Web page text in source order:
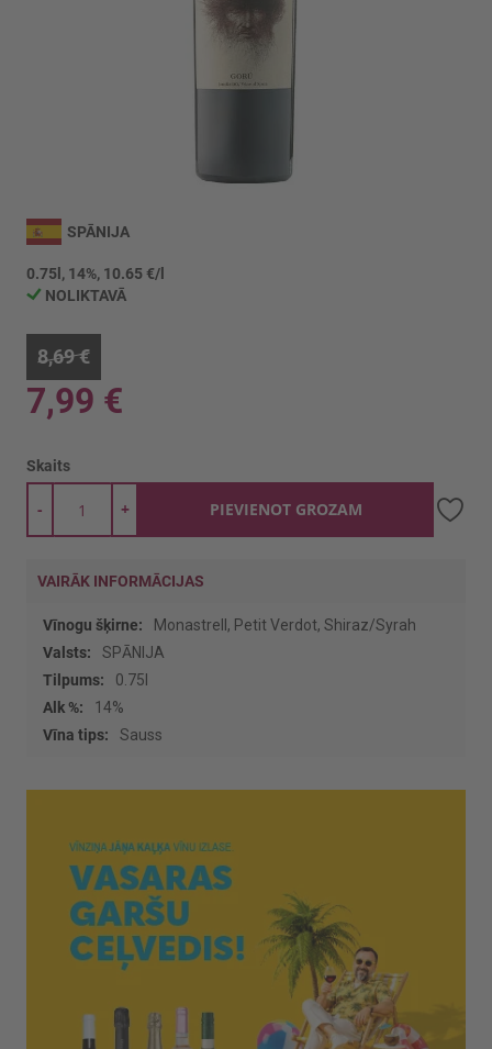
uz
galerijas
sākumu
SPĀNIJA
0.75l, 14%, 10.65 €/l
NOLIKTAVĀ
8,69 €
7,99 €
Skaits
+
- PIEVIENOT GROZAM
VAIRĀK INFORMĀCIJAS
Vairāk
informācijas
Monastrell, Petit Verdot, Shiraz/Syrah
SPĀNIJA
0.75l
14%
Sauss